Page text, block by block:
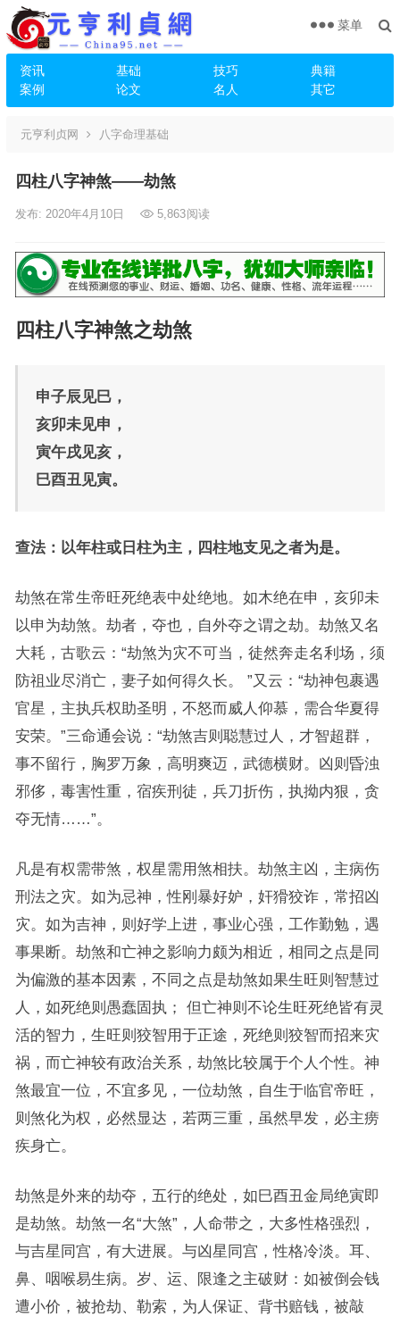
资讯 基础 技巧
典籍
案例
论文 名人 其它
菜单
元亨利贞网 八字命理基础
四柱八字神煞——劫煞
发布: 2020年4月10日 5,863阅读
四柱八字神煞之劫煞
申子辰见巳，
亥卯未见申，
寅午戌见亥，
巳酉丑见寅。
查法：以年柱或日柱为主，四柱地支见之者为是。
劫煞在常生帝旺死绝表中处绝地。如木绝在申，亥卯未
以申为劫煞。劫者，夺也，自外夺之谓之劫。劫煞又名
大耗，古歌云：“劫煞为灾不可当，徒然奔走名利场，须
防祖业尽消亡，妻子如何得久长。 ”又云：“劫神包裹遇
官星，主执兵权助圣明，不怒而威人仰慕，需合华夏得
安荣。”三命通会说：“劫煞吉则聪慧过人，才智超群，
事不留行，胸罗万象，高明爽迈，武德横财。凶则昏浊
邪侈，毒害性重，宿疾刑徒，兵刀折伤，执拗内狠，贪
夺无情……”。
凡是有权需带煞，权星需用煞相扶。劫煞主凶，主病伤
刑法之灾。如为忌神，性刚暴好妒，奸猾狡诈，常招凶
灾。如为吉神，则好学上进，事业心强，工作勤勉，遇
事果断。劫煞和亡神之影响力颇为相近，相同之点是同
为偏激的基本因素，不同之点是劫煞如果生旺则智慧过
人，如死绝则愚蠢固执； 但亡神则不论生旺死绝皆有灵
活的智力，生旺则狡智用于正途，死绝则狡智而招来灾
祸，而亡神较有政治关系，劫煞比较属于个人个性。神
煞最宜一位，不宜多见，一位劫煞，自生于临官帝旺，
则煞化为权，必然显达，若两三重，虽然早发，必主痨
疾身亡。
劫煞是外来的劫夺，五行的绝处，如巳酉丑金局绝寅即
是劫煞。劫煞一名“大煞”，人命带之，大多性格强烈，
与吉星同宫，有大进展。与凶星同宫，性格冷淡。耳、
鼻、咽喉易生病。岁、运、限逢之主破财：如被倒会钱
遭小价，被抢劫、勒索，为人保证、背书赔钱，被敲